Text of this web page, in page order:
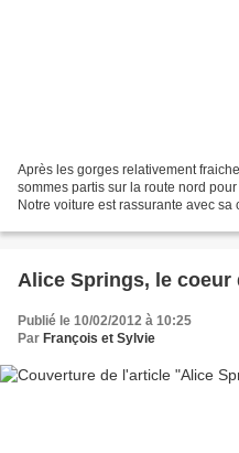
Après les gorges relativement
sommes partis sur la route nord
Notre voiture est rassurante avec sa
Alice Springs, le coeur
Publié le 10/02/2012 à 10:25
Par François et Sylvie